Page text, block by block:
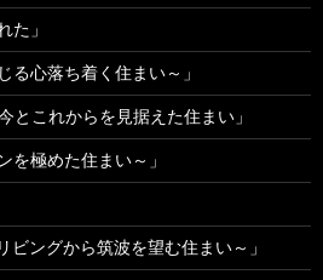
た」
る心落ち着く住まい～」
とこれからを見据えた住まい」
を極めた住まい～」
ビングから筑波を望む住まい～」